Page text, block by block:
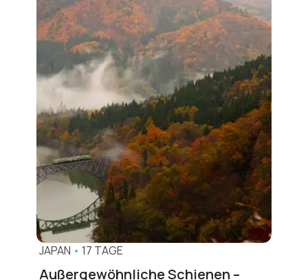
JAPAN • 17 TAGE
Außergewöhnliche Schienen –